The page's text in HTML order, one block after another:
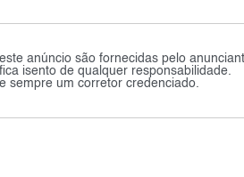
anúncio são fornecidas pelo
isento de qualquer responsabilidade.
sempre um corretor credenciado.